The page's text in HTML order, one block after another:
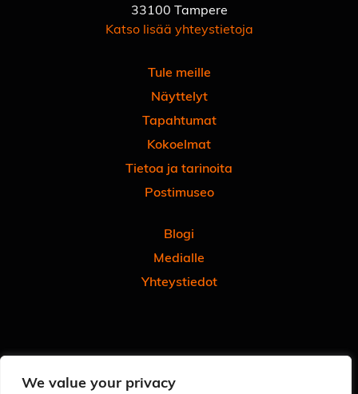
We value your privacy
33100 Tampere
Katso lisää yhteystietoja
Tule meille
Näyttelyt
Tapahtumat
Kokoelmat
Tietoa ja tarinoita
Postimuseo
Blogi
Medialle
Yhteystiedot
Tilaa uutiskirjeemme